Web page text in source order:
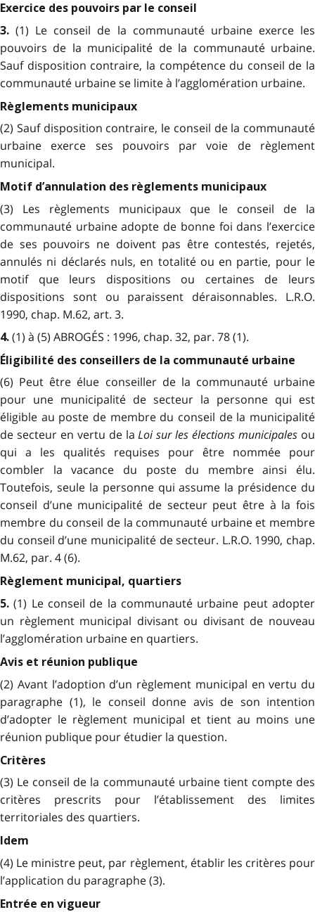
Exercice des pouvoirs par le conseil
3.(1) Le conseil de la communauté urbaine exerce les
pouvoirs de la municipalité de la communauté urbaine.
Sauf disposition contraire, la compétence du conseil de la
communauté urbaine se limite à l’agglomération urbaine.
Règlements municipaux
(2) Sauf disposition contraire, le conseil de la communauté
urbaine exerce ses pouvoirs par voie de règlement
municipal.
Motif d’annulation des règlements municipaux
(3) Les règlements municipaux que le conseil de la
communauté urbaine adopte de bonne foi dans l’exercice
de ses pouvoirs ne doivent pas être contestés, rejetés,
annulés ni déclarés nuls, en totalité ou en partie, pour le
motif que leurs dispositions ou certaines de leurs
dispositions sont ou paraissent déraisonnables. L.R.O.
1990, chap. M.62, art. 3.
4. (1) à (5) ABROGÉS : 1996, chap. 32, par. 78 (1).
Éligibilité des conseillers de la communauté urbaine
(6) Peut être élue conseiller de la communauté urbaine
pour une municipalité de secteur la personne qui est
éligible au poste de membre du conseil de la municipalité
de secteur en vertu de laLoi sur les élections municipales ou
qui a les qualités requises pour être nommée pour
combler la vacance du poste du membre ainsi élu.
Toutefois, seule la personne qui assume la présidence du
conseil d’une municipalité de secteur peut être à la fois
membre du conseil de la communauté urbaine et membre
du conseil d’une municipalité de secteur. L.R.O. 1990, chap.
M.62, par. 4 (6).
Règlement municipal, quartiers
5. (1) Le conseil de la communauté urbaine peut adopter
un règlement municipal divisant ou divisant de nouveau
l’agglomération urbaine en quartiers.
Avis et réunion publique
(2) Avant l’adoption d’un règlement municipal en vertu du
paragraphe (1), le conseil donne avis de son intention
d’adopter le règlement municipal et tient au moins une
réunion publique pour étudier la question.
Critères
(3) Le conseil de la communauté urbaine tient compte des
critères prescrits pour l’établissement des limites
territoriales des quartiers.
Idem
(4) Le ministre peut, par règlement, établir les critères pour
l’application du paragraphe (3).
Entrée en vigueur